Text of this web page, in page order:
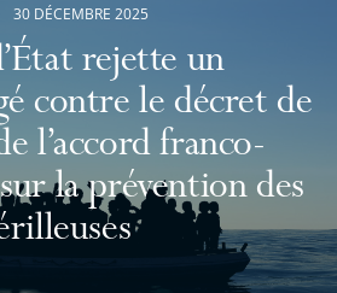
rejette un
contre le décret de
l’accord franco-
la prévention des
30 DÉCEMBRE 2025